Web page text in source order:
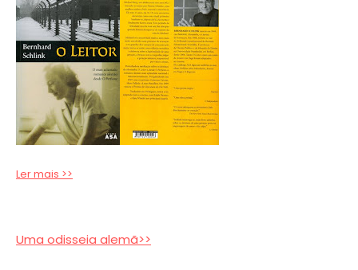
Ler mais >>
Uma odisseia alemã>>